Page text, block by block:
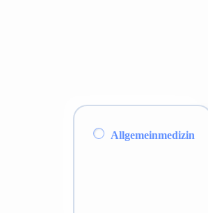
Allgemeinmedizin